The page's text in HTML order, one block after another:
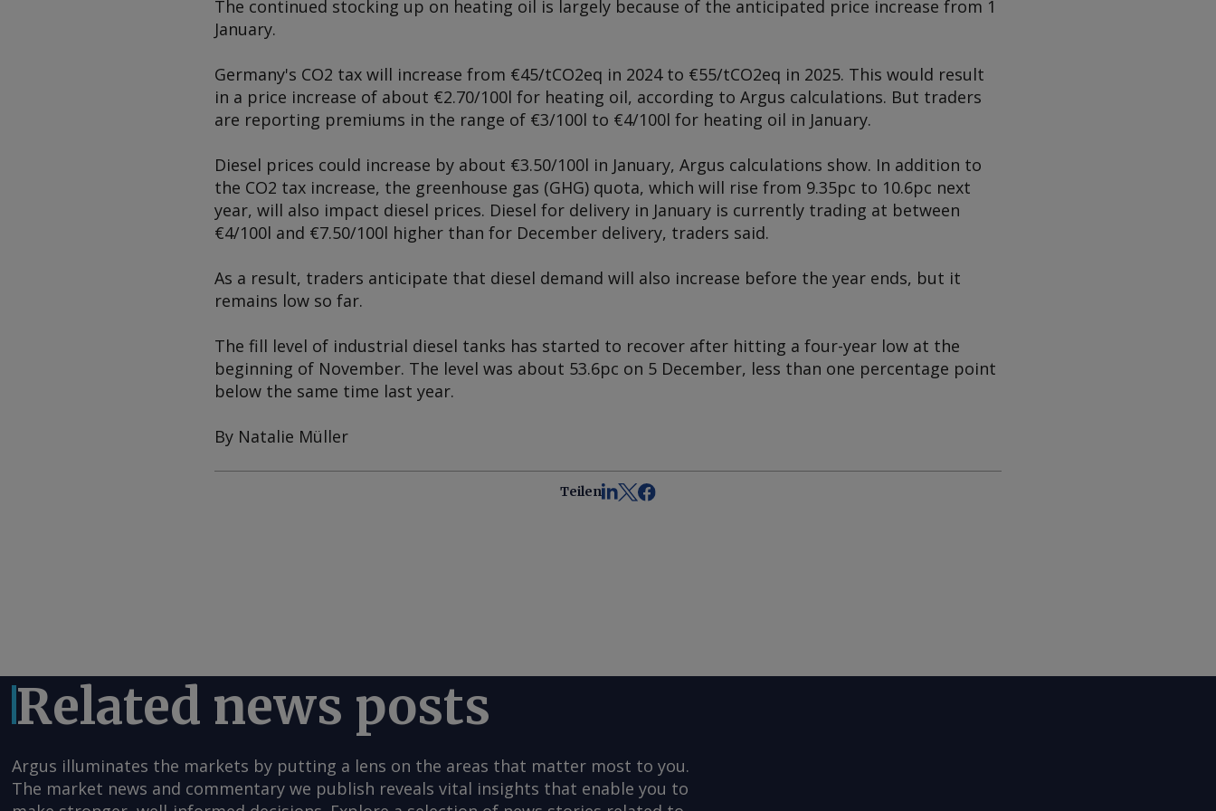
The continued stocking up on heating oil is largely because of the anticipated price increase from 1
January.
Germany's CO2 tax will increase from €45/tCO2eq in 2024 to €55/tCO2eq in 2025. This would result
in a price increase of about €2.70/100l for heating oil, according to Argus calculations. But traders
are reporting premiums in the range of €3/100l to €4/100l for heating oil in January.
Diesel prices could increase by about €3.50/100l in January, Argus calculations show. In addition to
the CO2 tax increase, the greenhouse gas (GHG) quota, which will rise from 9.35pc to 10.6pc next
year, will also impact diesel prices. Diesel for delivery in January is currently trading at between
€4/100l and €7.50/100l higher than for December delivery, traders said.
As a result, traders anticipate that diesel demand will also increase before the year ends, but it
remains low so far.
The fill level of industrial diesel tanks has started to recover after hitting a four-year low at the
beginning of November. The level was about 53.6pc on 5 December, less than one percentage point
below the same time last year.
By Natalie Müller
Teilen
Related news posts
Argus illuminates the markets by putting a lens on the areas that matter most to you.
The market news and commentary we publish reveals vital insights that enable you to